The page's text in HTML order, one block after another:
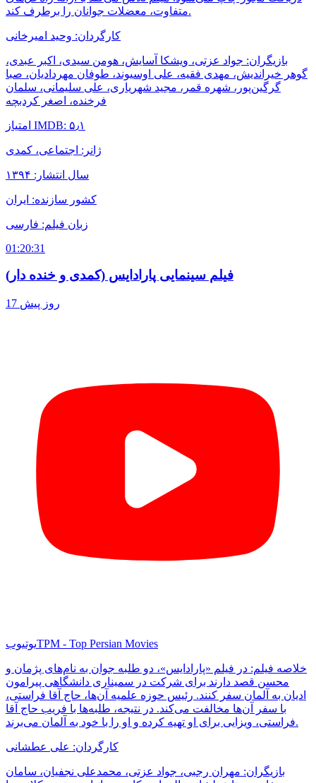
متفاوت، معضلات جوانان را برطرف کند.
کارگردان: وحید امیرخانی
بازیگران: جواد عزتی، ویشکا آسایش، هومن سیدی، اکبر عبدی،
گوهر خیراندیش، مهدی فقیه، علی اوسیوند، طوفان مهردادیان، صبا
گرگین‌پور، شهره قمر، مجید شهریاری، علی سلیمانی، سلمان
فرخنده، اصغر کردبچه
امتیاز IMDB: ۵٫۱
ژانر: اجتماعی، کمدی
سال انتشار: ۱۳۹۴
کشور سازنده: ایران
زبان فیلم: فارسی
01:20:31
فیلم سینمایی پارادایس (کمدی و خنده دار)
17 روز پیش
یوتیوبTPM - Top Persian Movies
خلاصه فیلم: در فیلم «پارادایس»، دو طلبه جوان به نام‌های پژمان و
محسن قصد دارند برای شرکت در سمیناری دانشگاهی پیرامون
ادیان به آلمان سفر کنند. رئیس حوزه علمیه آن‌ها، حاج آقا فراستی،
با سفر آن‌ها مخالفت می‌کند. در نتیجه، طلبه‌ها با فریب حاج آقا
فراستی، ویزایی برای او تهیه کرده و او را با خود به آلمان می‌برند.
کارگردان: علی عطشانی
بازیگران: مهران رجبی، جواد عزتی، محمدعلی نجفیان، سامان